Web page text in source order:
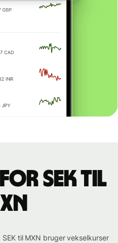
SEK til
til MXN bruger vekselkurser